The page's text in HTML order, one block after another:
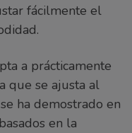
fácilmente el
a prácticamente
que se ajusta al
ha demostrado en
en la